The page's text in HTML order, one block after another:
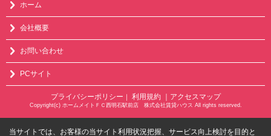
ホーム
会社概要
お問い合わせ
PCサイト
プライバシーポリシー 利用規約 ｜アクセスマップ
Copyright(c) ホームメイトＦＣ西明石駅前店 株式会社賃貸ハウス All rights reserved.
当サイトでは、お客様の当サイト利用状況把握、サービス向上検討を目的と